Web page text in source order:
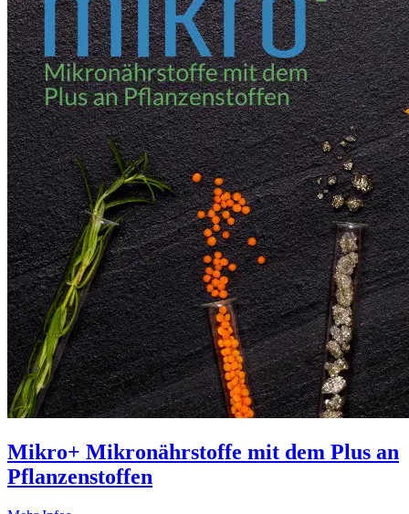
Mikro+ Mikronährstoffe mit dem Plus an
Pflanzenstoffen